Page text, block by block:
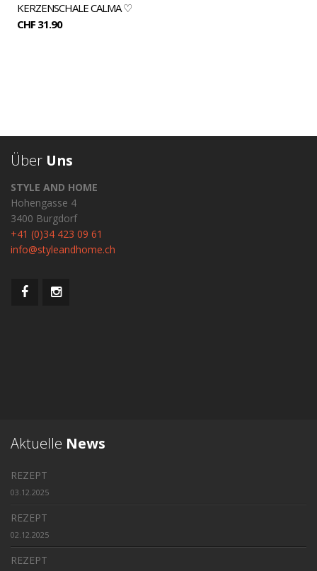
KERZENSCHALE CALMA ♡
CHF 31.90
Über Uns
STYLE AND HOME
Hohengasse 4
3400 Burgdorf
+41 (0)34 423 09 61
info@styleandhome.ch
Aktuelle News
REZEPT
03.12.2025
REZEPT
02.12.2025
REZEPT